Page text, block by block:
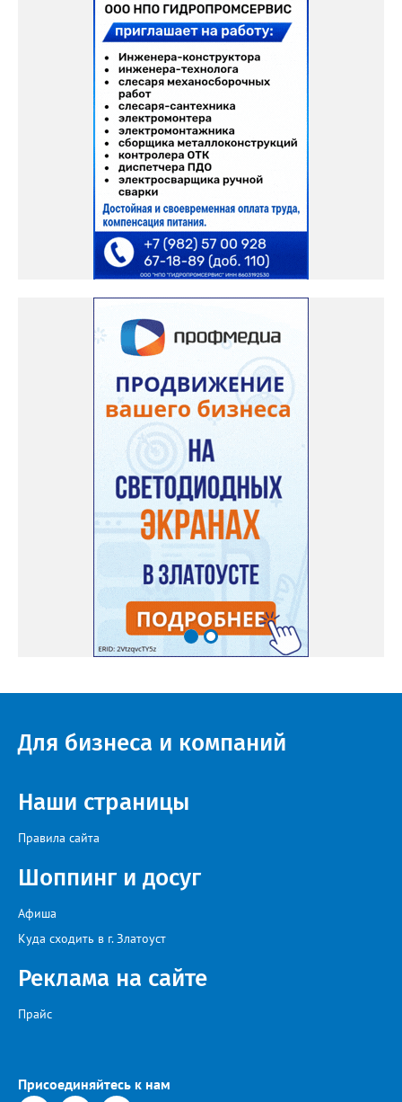
Для бизнеса и компаний
Наши страницы
Правила сайта
Шоппинг и досуг
Афиша
Куда сходить в г. Златоуст
Реклама на сайте
Прайс
Присоединяйтесь к нам